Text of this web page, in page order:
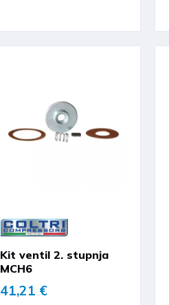
Kit ventil 2. stupnja
MCH6
41,21 €